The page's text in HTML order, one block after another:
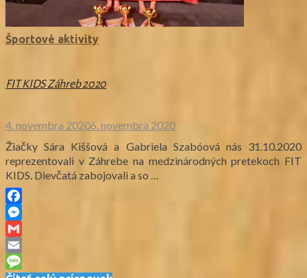
Športové aktivity
FIT KIDS Záhreb 2020
4. novembra 20206. novembra 2020
Žiačky Sára Kiššová a Gabriela Szabóová nás 31.10.2020
reprezentovali v Záhrebe na medzinárodných pretekoch FIT
KIDS. Dievčatá zabojovali a so …
Facebook
Messenger
Gmail
Email